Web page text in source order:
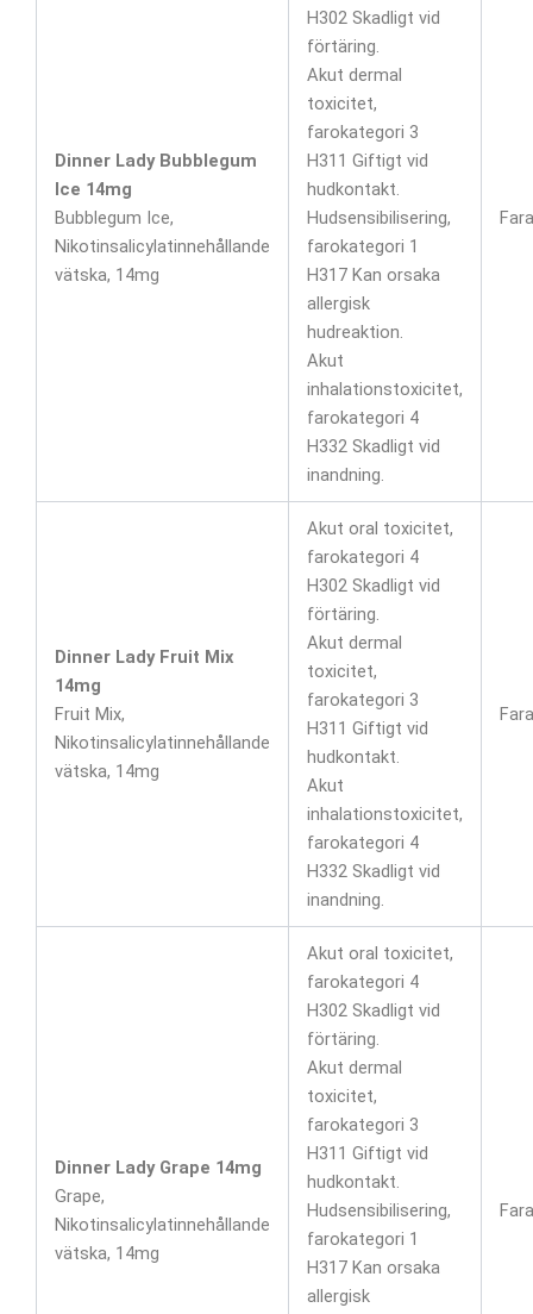
Dinner Lady Bubblegum
Ice 14mg
Bubblegum Ice,
Nikotinsalicylatinnehållande
vätska, 14mg
H302 Skadligt vid
förtäring.
Akut dermal
toxicitet,
farokategori 3
H311 Giftigt vid
hudkontakt.
Hudsensibilisering,
farokategori 1
H317 Kan orsaka
allergisk
hudreaktion.
Akut
inhalationstoxicitet,
farokategori 4
H332 Skadligt vid
inandning.
Fara
Dinner Lady Fruit Mix
14mg
Fruit Mix,
Nikotinsalicylatinnehållande
vätska, 14mg
Akut oral toxicitet,
farokategori 4
H302 Skadligt vid
förtäring.
Akut dermal
toxicitet,
farokategori 3
H311 Giftigt vid
hudkontakt.
Akut
inhalationstoxicitet,
farokategori 4
H332 Skadligt vid
inandning.
Fara
Dinner Lady Grape 14mg
Grape,
Nikotinsalicylatinnehållande
vätska, 14mg
Akut oral toxicitet,
farokategori 4
H302 Skadligt vid
förtäring.
Akut dermal
toxicitet,
farokategori 3
H311 Giftigt vid
hudkontakt.
Hudsensibilisering,
farokategori 1
H317 Kan orsaka
allergisk
Fara